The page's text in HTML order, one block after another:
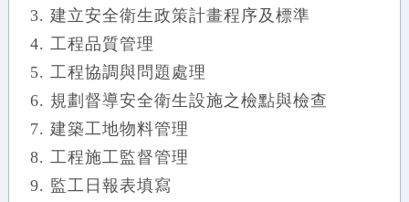
建立安全衛生政策計畫程序及標準
工程品質管理
工程協調與問題處理
規劃督導安全衛生設施之檢點與檢查
建築工地物料管理
工程施工監督管理
監工日報表填寫